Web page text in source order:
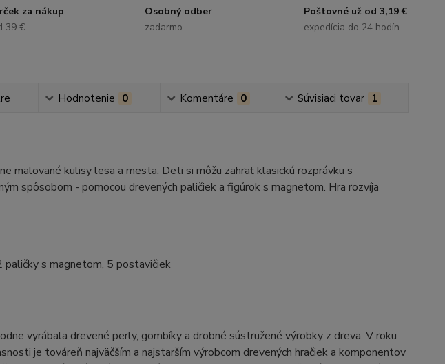
za nákup
39 €
Osobný odber
zadarmo
Poštovné už od 3,19 €
expedícia do 24 hodín
Hodnotenie 0 Komentáre 0 Súvisiaci tovar 1
malované kulisy lesa a mesta. Deti si môžu zahrať klasickú rozprávku s
spôsobom - pomocou drevených paličiek a figúrok s magnetom. Hra rozvíja
paličky s magnetom, 5 postavičiek
vyrábala drevené perly, gombíky a drobné sústružené výrobky z dreva. V roku
je továreň najväčším a najstarším výrobcom drevených hračiek a komponentov